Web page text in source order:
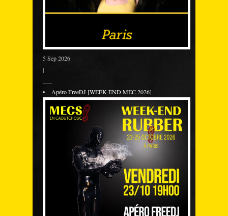
5 Sep 2026
|
Apéro FreeDJ [WEEK-END MEC 2026]